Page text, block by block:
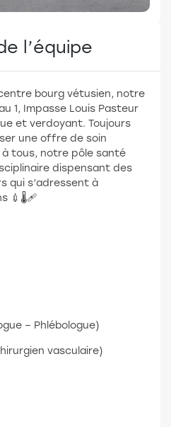
l’équipe
bourg vétusien, notre
1, Impasse Louis Pasteur
et verdoyant. Toujours
une offre de soin
tous, notre pôle santé
dispensant des
qui s’adressent à
💉🌡🩹
– Phlébologue)
vasculaire)